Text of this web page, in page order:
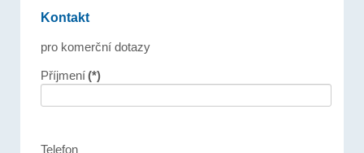
Kontakt
pro komerční dotazy
Příjmení(*)
Telefon